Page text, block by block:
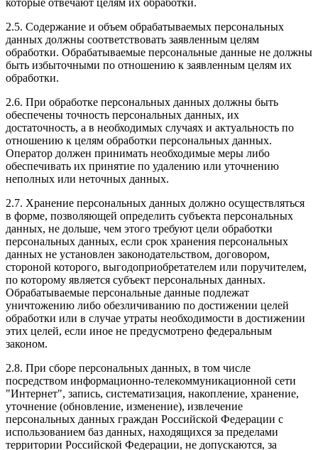
которые отвечают целям их обработки.
2.5. Содержание и объем обрабатываемых персональных
данных должны соответствовать заявленным целям
обработки. Обрабатываемые персональные данные не должны
быть избыточными по отношению к заявленным целям их
обработки.
2.6. При обработке персональных данных должны быть
обеспечены точность персональных данных, их
достаточность, а в необходимых случаях и актуальность по
отношению к целям обработки персональных данных.
Оператор должен принимать необходимые меры либо
обеспечивать их принятие по удалению или уточнению
неполных или неточных данных.
2.7. Хранение персональных данных должно осуществляться
в форме, позволяющей определить субъекта персональных
данных, не дольше, чем этого требуют цели обработки
персональных данных, если срок хранения персональных
данных не установлен законодательством, договором,
стороной которого, выгодоприобретателем или поручителем,
по которому является субъект персональных данных.
Обрабатываемые персональные данные подлежат
уничтожению либо обезличиванию по достижении целей
обработки или в случае утраты необходимости в достижении
этих целей, если иное не предусмотрено федеральным
законом.
2.8. При сборе персональных данных, в том числе
посредством информационно-телекоммуникационной сети
"Интернет", запись, систематизация, накопление, хранение,
уточнение (обновление, изменение), извлечение
персональных данных граждан Российской Федерации с
использованием баз данных, находящихся за пределами
территории Российской Федерации, не допускаются, за